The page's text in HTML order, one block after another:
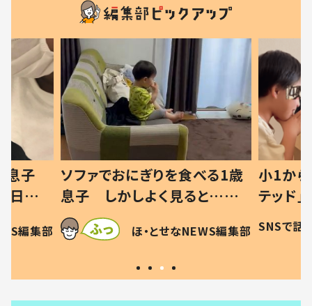
1歳
…母
現行
編集部
小1から不登校、息子は「ギフ
テッド」だった 父が“ウチ給
食”を作り続ける理由とは #令
和の親 #令和の子
SNSで話題 ほ・とせなNEWS編集部
ひ孫に
が、抱
に「涙
方ない」